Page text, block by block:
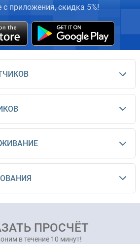
с приложения, скидка 5%!
ПРОСЧЁТ
в течение 10 минут!